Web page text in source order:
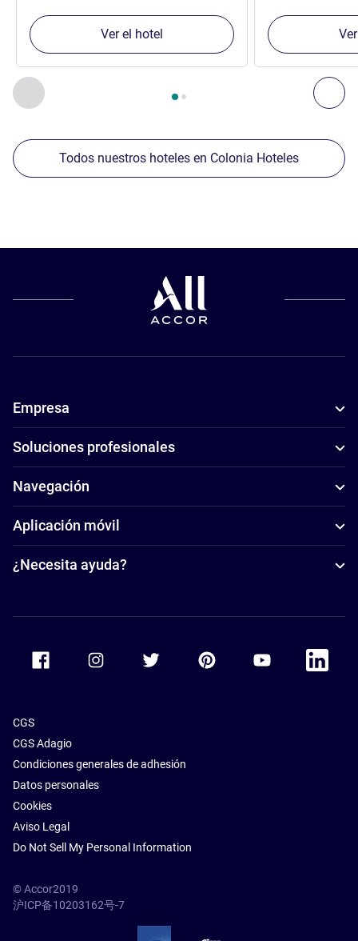
Anterior - Nuestros establecimientos cercanos
Página , Nuestros establecimientos cercanos 1 :,
Ver el hotel
Todos nuestros hoteles en Colonia Hoteles
Empresa
Soluciones profesionales
Navegación
Aplicación móvil
¿Necesita ayuda?
Accor Youtube
Accor
CGS
CGS Adagio
Condiciones generales de adhesión
Datos personales
Cookies
Aviso Legal
Do Not Sell My Personal Information
© Accor2019
沪ICP备10203162号-7